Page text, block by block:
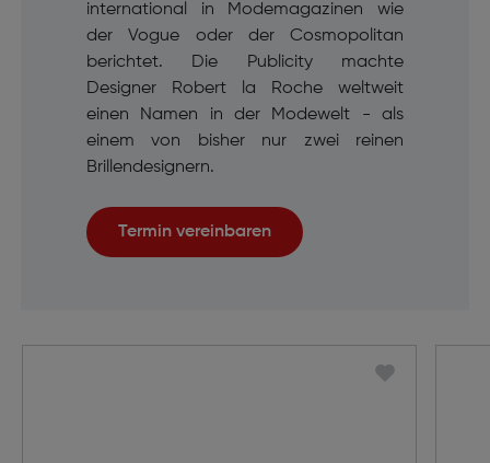
international in Modemagazinen wie
der Vogue oder der Cosmopolitan
berichtet. Die Publicity machte
Designer Robert la Roche weltweit
einen Namen in der Modewelt - als
einem von bisher nur zwei reinen
Brillendesignern.
Termin vereinbaren